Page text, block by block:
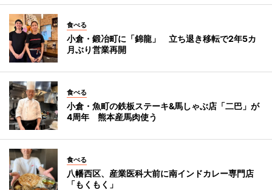
食べる
小倉・鍛冶町に「錦龍」 立ち退き移転で2年5カ
月ぶり営業再開
食べる
小倉・魚町の鉄板ステーキ&馬しゃぶ店「二巴」が
4周年 熊本産馬肉使う
食べる
八幡西区、産業医科大前に南インドカレー専門店
「もくもく」